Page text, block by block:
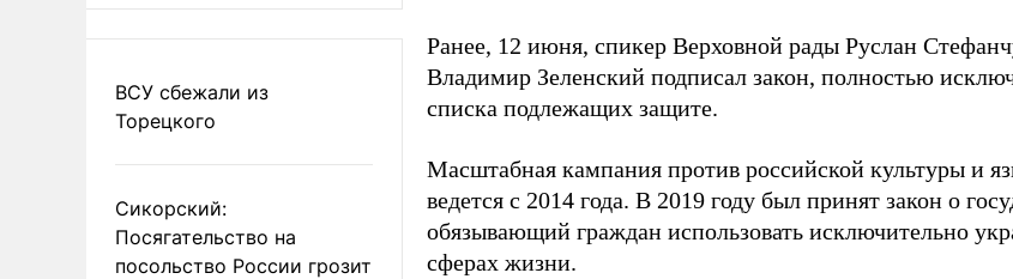
ВСУ сбежали из
Торецкого
Сикорский:
Посягательство на
посольство России грозит
Ранее, 12 июня, спикер Верховной рады Руслан
Владимир Зеленский подписал закон, полностью
списка подлежащих защите.
Масштабная кампания против российской культуры и
ведется с 2014 года. В 2019 году был принят закон о
обязывающий граждан использовать исключительно
сферах жизни.